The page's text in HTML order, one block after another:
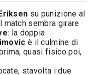
su punizione al
match sembra girare
: la doppia
è il culmine di
quasi fisico poi,
stavolta i due